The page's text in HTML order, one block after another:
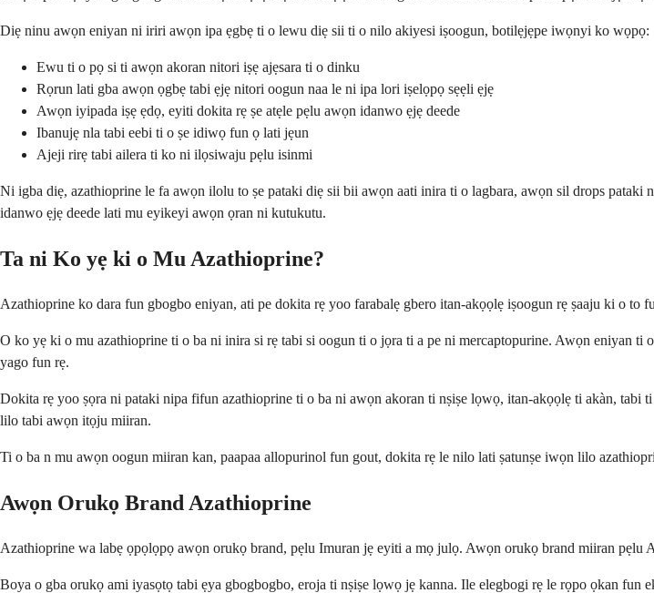
Diẹ ninu awọn eniyan ni iriri awọn ipa ẹgbẹ ti o lewu diẹ sii ti o nilo akiyesi iṣoogun, botilẹjẹpe iwọnyi ko wọpọ:
Ewu ti o pọ si ti awọn akoran nitori iṣẹ ajẹsara ti o dinku
Rọrun lati gba awọn ọgbẹ tabi ẹjẹ nitori oogun naa le ni ipa lori iṣelọpọ sẹẹli ẹjẹ
Awọn iyipada iṣẹ ẹdọ, eyiti dokita rẹ ṣe atẹle pẹlu awọn idanwo ẹjẹ deede
Ibanujẹ nla tabi eebi ti o ṣe idiwọ fun ọ lati jẹun
Ajeji rirẹ tabi ailera ti ko ni ilọsiwaju pẹlu isinmi
Ni igba diẹ, azathioprine le fa awọn ilolu to ṣe pataki diẹ sii bii awọn aati inira ti o lagbara, awọn sil drops
idanwo ẹjẹ deede lati mu eyikeyi awọn ọran ni kutukutu.
Ta ni Ko yẹ ki o Mu Azathioprine?
Azathioprine ko dara fun gbogbo eniyan, ati pe dokita rẹ yoo farabalẹ gbero itan-akọọlẹ iṣoogun rẹ ṣaaju ki o
O ko yẹ ki o mu azathioprine ti o ba ni inira si rẹ tabi si oogun ti o jọra ti a pe ni mercaptopurine. Awọn eniyan
yago fun rẹ.
Dokita rẹ yoo ṣọra ni pataki nipa fifun azathioprine ti o ba ni awọn akoran ti nṣiṣe lọwọ, itan-akọọlẹ ti akàn,
lilo tabi awọn itọju miiran.
Ti o ba n mu awọn oogun miiran kan, paapaa allopurinol fun gout, dokita rẹ le nilo lati ṣatunṣe iwọn lilo
Awọn Orukọ Brand Azathioprine
Azathioprine wa labẹ ọpọlọpọ awọn orukọ brand, pẹlu Imuran jẹ eyiti a mọ julọ. Awọn orukọ brand miiran pẹlu
Boya o gba orukọ ami iyasọtọ tabi ẹya gbogbogbo, eroja ti nṣiṣe lọwọ jẹ kanna. Ile elegbogi rẹ le rọpo ọkan fun